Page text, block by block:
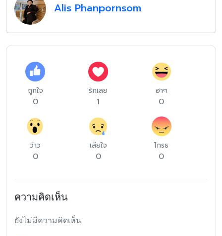
Alis Phanpornsom
ถูกใจ
0
รักเลย
1
ฮาๆ
0
ว้าว
0
เสียใจ
0
โกรธ
0
ความคิดเห็น
ยังไม่มีความคิดเห็น